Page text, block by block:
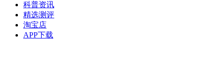
科普资讯
精选测评
淘宝店
APP下载